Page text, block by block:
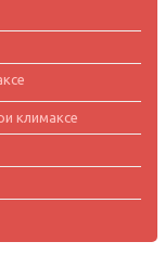
климаксе